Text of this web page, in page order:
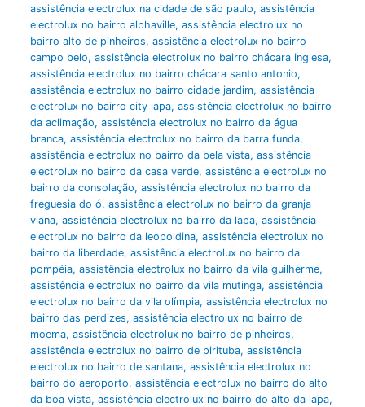
assistência electrolux na cidade de são paulo, assistência
electrolux no bairro alphaville, assistência electrolux no
bairro alto de pinheiros, assistência electrolux no bairro
campo belo, assistência electrolux no bairro chácara inglesa,
assistência electrolux no bairro chácara santo antonio,
assistência electrolux no bairro cidade jardim, assistência
electrolux no bairro city lapa, assistência electrolux no bairro
da aclimação, assistência electrolux no bairro da água
branca, assistência electrolux no bairro da barra funda,
assistência electrolux no bairro da bela vista, assistência
electrolux no bairro da casa verde, assistência electrolux no
bairro da consolação, assistência electrolux no bairro da
freguesia do ó, assistência electrolux no bairro da granja
viana, assistência electrolux no bairro da lapa, assistência
electrolux no bairro da leopoldina, assistência electrolux no
bairro da liberdade, assistência electrolux no bairro da
pompéia, assistência electrolux no bairro da vila guilherme,
assistência electrolux no bairro da vila mutinga, assistência
electrolux no bairro da vila olímpia, assistência electrolux no
bairro das perdizes, assistência electrolux no bairro de
moema, assistência electrolux no bairro de pinheiros,
assistência electrolux no bairro de pirituba, assistência
electrolux no bairro de santana, assistência electrolux no
bairro do aeroporto, assistência electrolux no bairro do alto
da boa vista, assistência electrolux no bairro do alto da lapa,